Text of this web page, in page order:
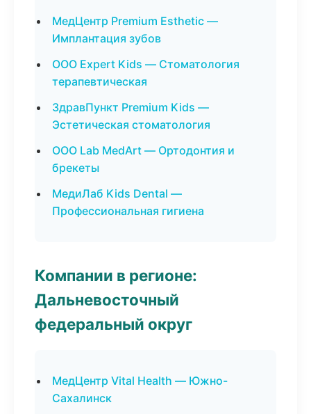
МедЦентр Premium Esthetic —
Имплантация зубов
ООО Expert Kids — Стоматология
терапевтическая
ЗдравПункт Premium Kids —
Эстетическая стоматология
ООО Lab MedArt — Ортодонтия и
брекеты
МедиЛаб Kids Dental —
Профессиональная гигиена
Компании в регионе:
Дальневосточный
федеральный округ
МедЦентр Vital Health — Южно-
Сахалинск